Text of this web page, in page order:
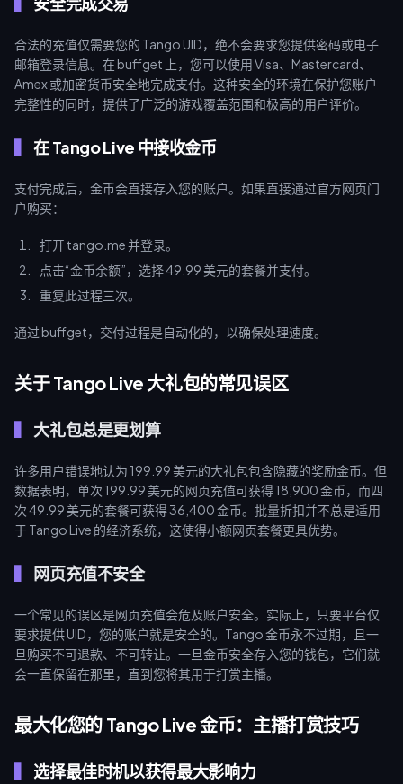
合法的充值仅需要您的 Tango UID，绝不会要求您提供密码或电子
邮箱登录信息。在 buffget 上，您可以使用 Visa、Mastercard、
Amex 或加密货币安全地完成支付。这种安全的环境在保护您账户
完整性的同时，提供了广泛的游戏覆盖范围和极高的用户评价。
在 Tango Live 中接收金币
支付完成后，金币会直接存入您的账户。如果直接通过官方网页门
户购买：
打开 tango.me 并登录。
点击“金币余额”，选择 49.99 美元的套餐并支付。
重复此过程三次。
通过 buffget，交付过程是自动化的，以确保处理速度。
关于 Tango Live 大礼包的常见误区
大礼包总是更划算
许多用户错误地认为 199.99 美元的大礼包包含隐藏的奖励金币。但
数据表明，单次 199.99 美元的网页充值可获得 18,900 金币，而四
次 49.99 美元的套餐可获得 36,400 金币。批量折扣并不总是适用
于 Tango Live 的经济系统，这使得小额网页套餐更具优势。
网页充值不安全
一个常见的误区是网页充值会危及账户安全。实际上，只要平台仅
要求提供 UID，您的账户就是安全的。Tango 金币永不过期，且一
旦购买不可退款、不可转让。一旦金币安全存入您的钱包，它们就
会一直保留在那里，直到您将其用于打赏主播。
最大化您的 Tango Live 金币：主播打赏技巧
选择最佳时机以获得最大影响力